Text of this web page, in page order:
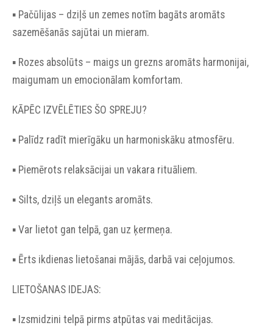
▪︎ Pačūlijas – dziļš un zemes notīm bagāts aromāts
sazemēšanās sajūtai un mieram.
▪︎ Rozes absolūts – maigs un grezns aromāts harmonijai,
maigumam un emocionālam komfortam.
KĀPĒC IZVĒLĒTIES ŠO SPREJU?
▪︎ Palīdz radīt mierīgāku un harmoniskāku atmosfēru.
▪︎ Piemērots relaksācijai un vakara rituāliem.
▪︎ Silts, dziļš un elegants aromāts.
▪︎ Var lietot gan telpā, gan uz ķermeņa.
▪︎ Ērts ikdienas lietošanai mājās, darbā vai ceļojumos.
LIETOŠANAS IDEJAS:
▪︎ Izsmidzini telpā pirms atpūtas vai meditācijas.